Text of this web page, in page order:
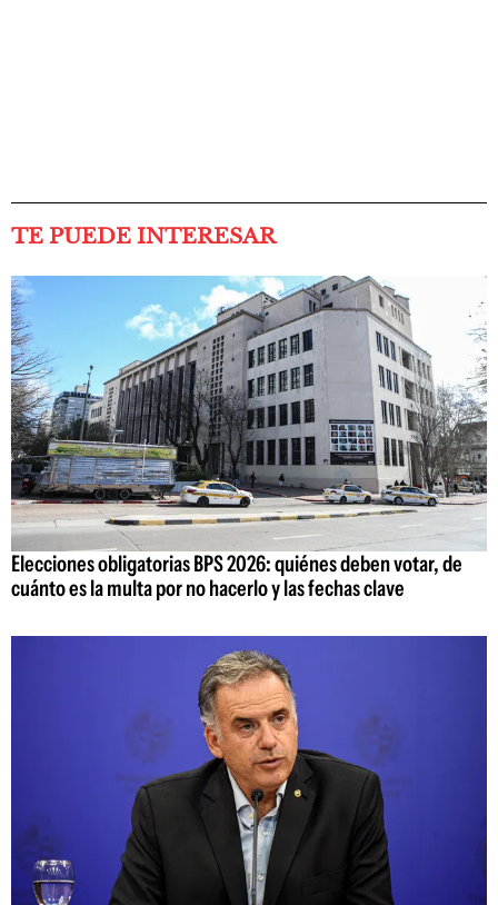
TE PUEDE INTERESAR
Elecciones obligatorias BPS 2026: quiénes deben votar, de
cuánto es la multa por no hacerlo y las fechas clave